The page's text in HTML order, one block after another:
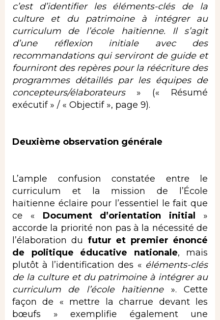
c’est d’identifier les éléments-clés de la
culture et du patrimoine à intégrer au
curriculum de l’école haïtienne. Il s’agit
d’une réflexion initiale avec des
recommandations qui serviront de guide et
fourniront des repères pour la réécriture des
programmes détaillés par les équipes de
concepteurs/élaborateurs » (« Résumé
exécutif » / « Objectif », page 9).
Deuxième observation générale
L’ample confusion constatée entre le
curriculum et la mission de l’École
haïtienne éclaire pour l’essentiel le fait que
ce « Document d’orientation initial »
accorde la priorité non pas à la nécessité de
l’élaboration du futur et premier énoncé
de politique éducative nationale, mais
plutôt à l’identification des « éléments-clés
de la culture et du patrimoine à intégrer au
curriculum de l’école haïtienne ». Cette
façon de « mettre la charrue devant les
bœufs » exemplifie également une